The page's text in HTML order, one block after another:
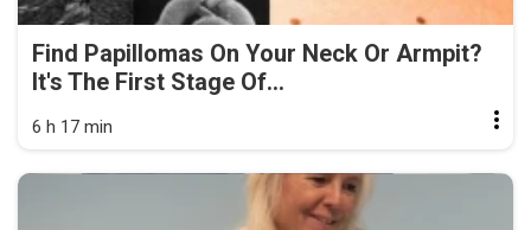
Find Papillomas On Your Neck Or Armpit?
It's The First Stage Of...
6 h 17 min